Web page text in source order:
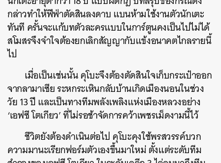
กล่าวทำให้ฟีฟ่าตัดสินลงดาบ แบนห้ามใช้งานตัวนักเตะ
ทันที ครั้นจะแก้บทตัวละครแบบในการ์ตูนคงเป็นไปไม่ได้
สโมสรจึงจำใจต้องยกเลิกสัญญากับแข้งอนาคตไกลรายนี้
ไป
เมื่อเป็นเช่นนั้น คุโบะจึงต้องตัดสินใจเก็บกระเป๋าออก
จากลามาเซีย ระหกระเหินกลับบ้านเกิดเมืองนอนในช่วง
วัย 13 ปี และเป็นทางทีมพลังเพลิงแห่งเมืองหลวงอย่าง
‘เอฟซี โตเกียว’ ที่ไม่รอช้าจัดการคว้าเพชรเม็ดงามนี้ไว้
ชีวิตยังต้องดำเนินต่อไป คุโบะคุงใช้พรสวรรค์บวก
ความมานะเรียกฟอร์มตัวเองขึ้นมาใหม่ ตั้งแต่ระดับทีม
SHARE TWEET LINE EMAIL